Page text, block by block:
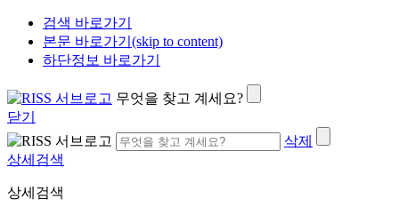
검색 바로가기
본문 바로가기(skip to content)
하단정보 바로가기
무엇을 찾고 계세요?
닫기
삭제
상세검색
상세검색